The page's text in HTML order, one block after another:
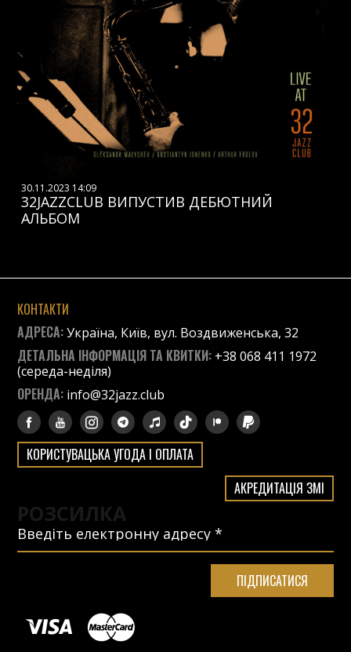
30.11.2023 14:09
32JAZZCLUB ВИПУСТИВ ДЕБЮТНИЙ
АЛЬБОМ
КОНТАКТИ
АДРЕСА:Україна, Київ, вул. Воздвиженська, 32
ДЕТАЛЬНА ІНФОРМАЦІЯ ТА КВИТКИ: +38 068 411 1972
(середа-неділя)
ОРЕНДА: info@32jazz.club
КОРИСТУВАЦЬКА УГОДА І ОПЛАТА
АКРЕДИТАЦІЯ ЗМІ
РОЗСИЛКА